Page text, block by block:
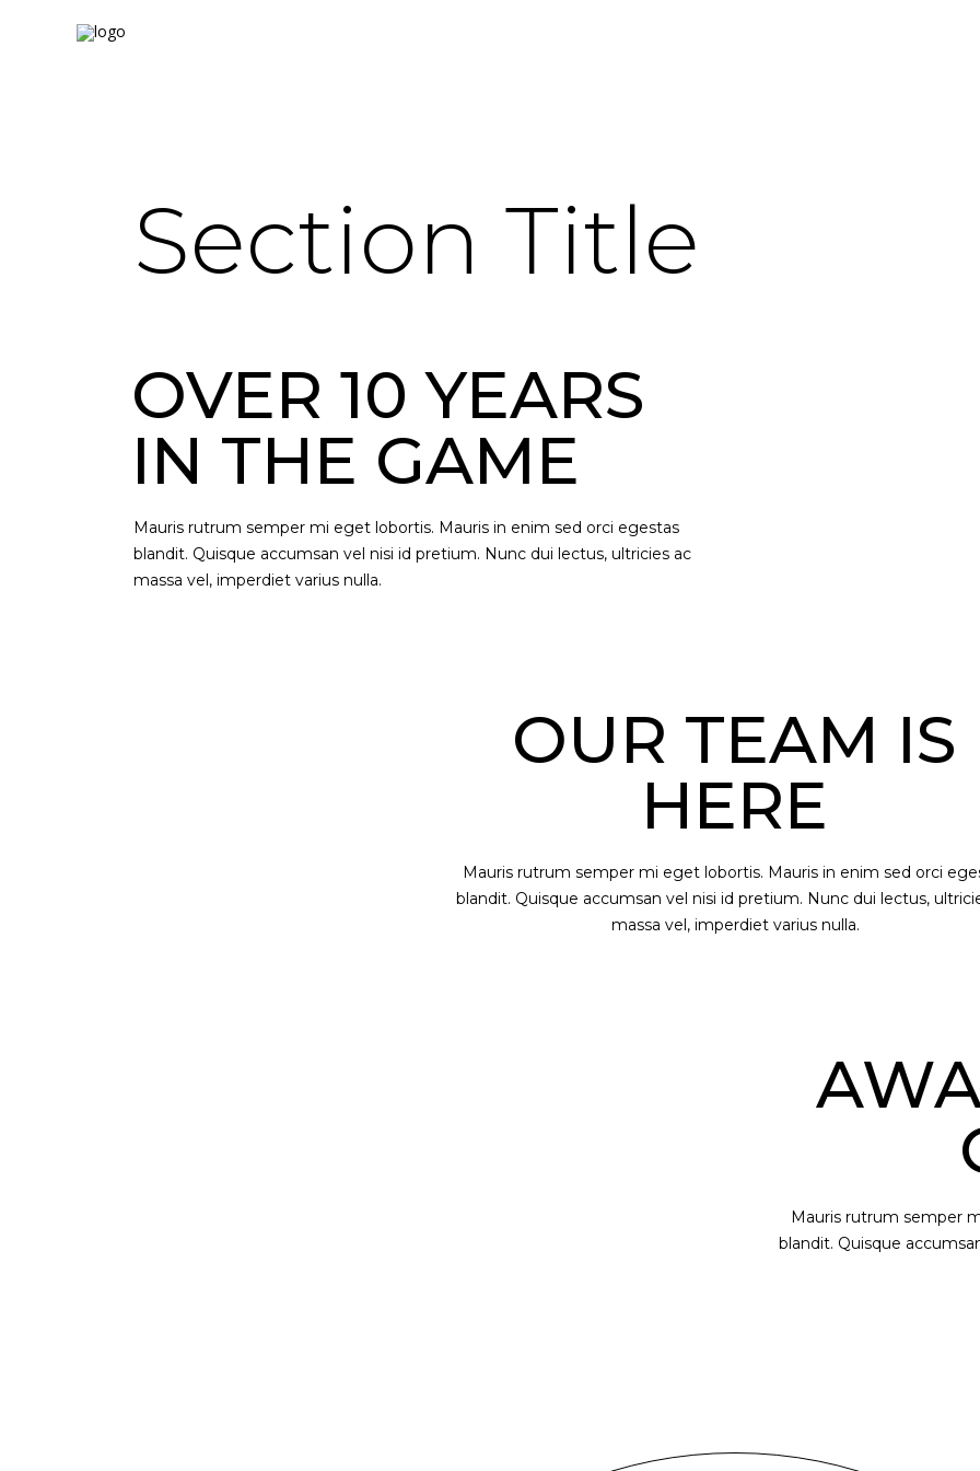
Section Title
OVER 10 YEARS
IN THE GAME
Mauris rutrum semper mi eget lobortis. Mauris in enim sed orci egestas
blandit. Quisque accumsan vel nisi id pretium. Nunc dui lectus, ultricies ac
massa vel, imperdiet varius nulla.
OUR TEAM IS
HERE
Mauris rutrum semper mi eget lobortis. Mauris in enim sed orci
blandit. Quisque accumsan vel nisi id pretium. Nunc dui lectus,
massa vel, imperdiet varius nulla.
Mauris rutrum semper
blandit. Quisque